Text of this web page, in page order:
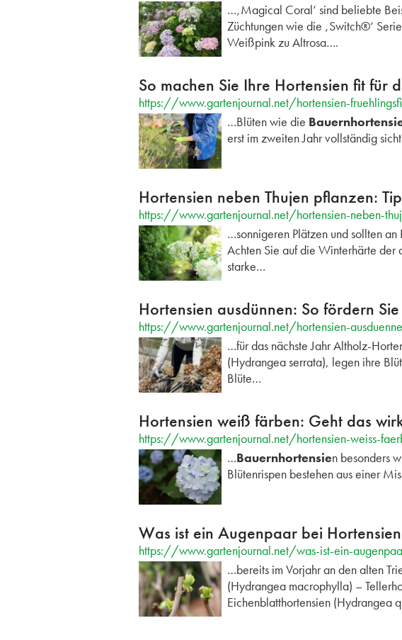
…‚Magical Coral‘ sind beliebte
Züchtungen wie die ‚Switch®‘
Weißpink zu Altrosa….
So machen Sie Ihre Hortensien fit für
https://www.gartenjournal.net/hortensien-
…Blüten wie die
erst im zweiten Jahr vollständig
Hortensien neben Thujen pflanzen:
https://www.gartenjournal.net/hortensien-neben-
…sonnigeren Plätzen und sollten
Achten Sie auf die Winterhärte der
starke…
Hortensien ausdünnen: So fördern
https://www.gartenjournal.net/hortensien-
…für das nächste Jahr Altholz-
(Hydrangea serrata), legen ihre
Blüte…
Hortensien weiß färben: Geht das
https://www.gartenjournal.net/hortensien-weiss-
…Bauernhortensien besonders
Blütenrispen bestehen aus einer
Was ist ein Augenpaar bei
https://www.gartenjournal.net/was-ist-ein-
…bereits im Vorjahr an den alten
(Hydrangea macrophylla) –
Eichenblatthortensien (Hydrangea